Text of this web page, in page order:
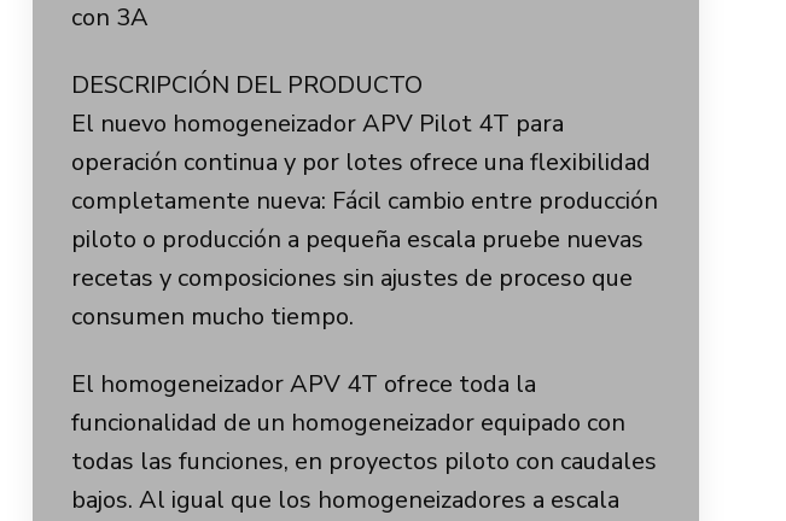
con 3A
DESCRIPCIÓN DEL PRODUCTO
El nuevo homogeneizador APV Pilot 4T para
operación continua y por lotes ofrece una flexibilidad
completamente nueva: Fácil cambio entre producción
piloto o producción a pequeña escala pruebe nuevas
recetas y composiciones sin ajustes de proceso que
consumen mucho tiempo.
El homogeneizador APV 4T ofrece toda la
funcionalidad de un homogeneizador equipado con
todas las funciones, en proyectos piloto con caudales
bajos. Al igual que los homogeneizadores a escala